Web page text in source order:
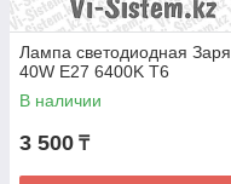
Лампа светодиодная Заря
40W E27 6400K T6
В наличии
3 500 ₸